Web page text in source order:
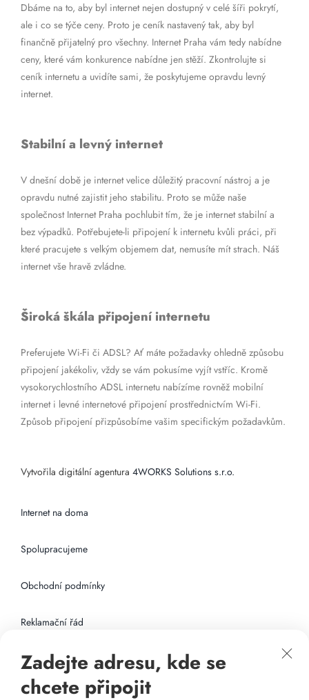
Dbáme na to, aby byl internet nejen dostupný v celé šíři pokrytí,
ale i co se týče ceny. Proto je ceník nastavený tak, aby byl
finančně přijatelný pro všechny. Internet Praha vám tedy nabídne
ceny, které vám konkurence nabídne jen stěží. Zkontrolujte si
ceník internetu a uvidíte sami, že poskytujeme opravdu levný
internet.
Stabilní a levný internet
V dnešní době je internet velice důležitý pracovní nástroj a je
opravdu nutné zajistit jeho stabilitu. Proto se může naše
společnost Internet Praha pochlubit tím, že je internet stabilní a
bez výpadků. Potřebujete-li připojení k internetu kvůli práci, při
které pracujete s velkým objemem dat, nemusíte mít strach. Náš
internet vše hravě zvládne.
Široká škála připojení internetu
Preferujete Wi-Fi či ADSL? Ať máte požadavky ohledně způsobu
připojení jakékoliv, vždy se vám pokusíme vyjít vstříc. Kromě
vysokorychlostního ADSL internetu nabízíme rovněž mobilní
internet i levné internetové připojení prostřednictvím Wi-Fi.
Způsob připojení přizpůsobíme vašim specifickým požadavkům.
Vytvořila digitální agentura 4WORKS Solutions s.r.o.
Internet na doma
Spolupracujeme
Obchodní podmínky
Reklamační řád
Připojení k internetu
Odkazy
Zadejte adresu, kde se
chcete připojit